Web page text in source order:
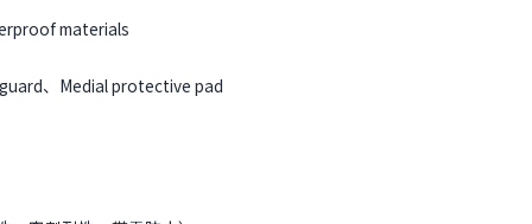
materials
、Medial protective pad